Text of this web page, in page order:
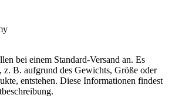
bei einem Standard-Versand an. Es
z. B. aufgrund des Gewichts, Größe oder
entstehen. Diese Informationen findest